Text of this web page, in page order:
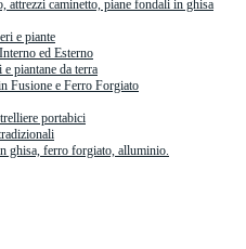
attrezzi caminetto, piane fondali in ghisa
e piante
ed Esterno
piantane da terra
Fusione e Ferro Forgiato
portabici
ghisa, ferro forgiato, alluminio.